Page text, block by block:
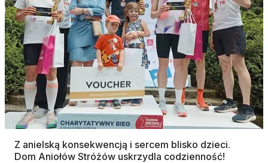
Z anielską konsekwencją i sercem blisko dzieci.
Dom Aniołów Stróżów uskrzydla codzienność!